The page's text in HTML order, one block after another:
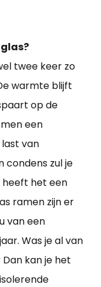
twee keer zo
warmte blijft
op de
een
van
condens zul je
heeft het een
ramen zijn er
van een
Was je al van
kan je het